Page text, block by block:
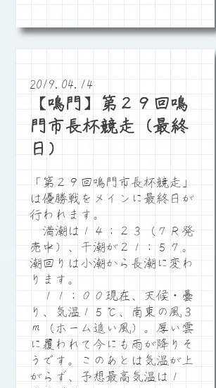
2019.04.14
【鳴門】第２９回鳴
門市長杯競走（最終
日）
「第２９回鳴門市長杯競走」
は優勝戦をメインに最終日が
行われます。
満潮は１４：２３（７Ｒ発
売中）、干潮が２１：５７。
潮回りは小潮から長潮に変わ
ります。
１１：００現在、天候・曇
り、気温１５℃、南東の風３
ｍ（ホーム追い風）。厚い雲
に覆われて今にも雨が降りそ
うです。このあとは気温が上
がらず、予想最高気温は１